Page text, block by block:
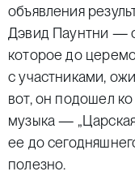
объявления
Дэвид Паунтни —
которое до
с участниками,
вот, он подошел ко
музыка —
ее до
полезно.